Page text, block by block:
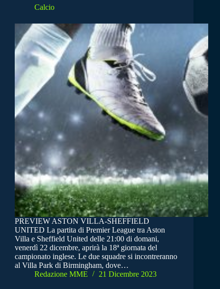
Calcio
PREVIEW ASTON VILLA-SHEFFIELD
UNITED La partita di Premier League tra Aston
Villa e Sheffield United delle 21:00 di domani,
venerdì 22 dicembre, aprirà la 18ª giornata del
campionato inglese. Le due squadre si incontreranno
al Villa Park di Birmingham, dove…
Redazione MME
21 Dicembre 2023